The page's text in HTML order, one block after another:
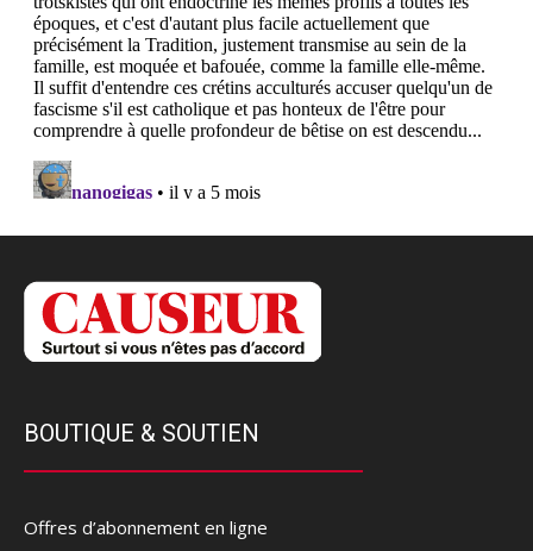
BOUTIQUE & SOUTIEN
Offres d’abonnement en ligne